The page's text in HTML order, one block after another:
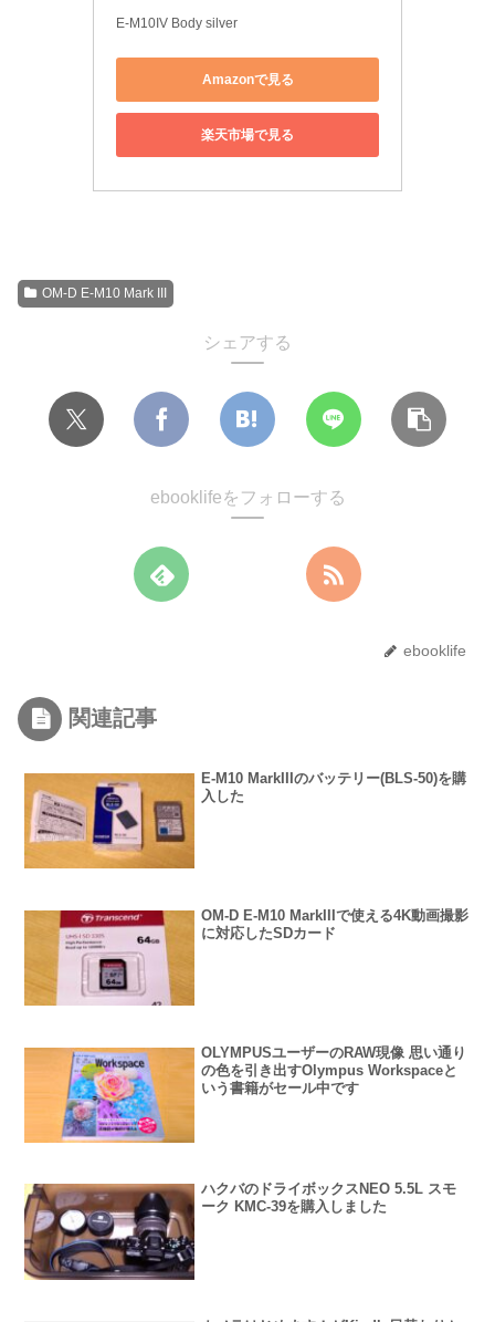
E-M10IV Body silver
Amazonで見る
楽天市場で見る
OM-D E-M10 Mark III
シェアする
ebooklifeをフォローする
ebooklife
関連記事
E-M10 MarkIIIのバッテリー(BLS-50)を購
入した
OM-D E-M10 MarkIIIで使える4K動画撮影
に対応したSDカード
OLYMPUSユーザーのRAW現像 思い通り
の色を引き出すOlympus Workspaceと
いう書籍がセール中です
ハクバのドライボックスNEO 5.5L スモ
ーク KMC-39を購入しました